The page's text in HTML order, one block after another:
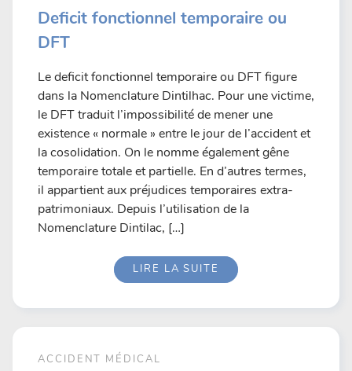
Deficit fonctionnel temporaire ou
DFT
Le deficit fonctionnel temporaire ou DFT figure
dans la Nomenclature Dintilhac. Pour une victime,
le DFT traduit l’impossibilité de mener une
existence « normale » entre le jour de l’accident et
la cosolidation. On le nomme également gêne
temporaire totale et partielle. En d’autres termes,
il appartient aux préjudices temporaires extra-
patrimoniaux. Depuis l’utilisation de la
Nomenclature Dintilac, […]
LIRE LA SUITE
ACCIDENT MÉDICAL